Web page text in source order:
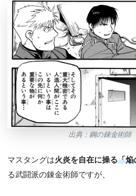
出典：鋼の錬金術
マスタングは火炎を自在に操る「焔
る武闘派の錬金術師ですが、